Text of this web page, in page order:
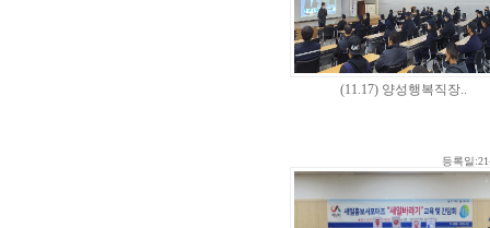
(11.17) 양성행복직장..
등록일